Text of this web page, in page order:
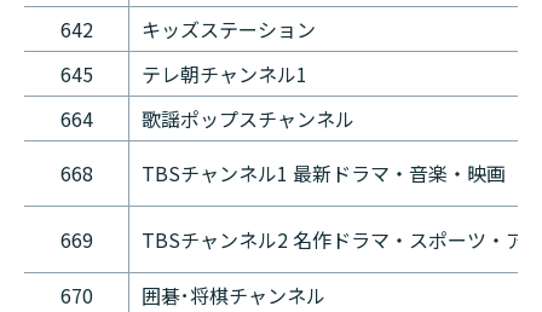
642
キッズステーション
645
テレ朝チャンネル1
664
歌謡ポップスチャンネル
668
TBSチャンネル1 最新ドラマ・音楽・映画
669
TBSチャンネル2 名作ドラマ・スポーツ・ア
670
囲碁･将棋チャンネル